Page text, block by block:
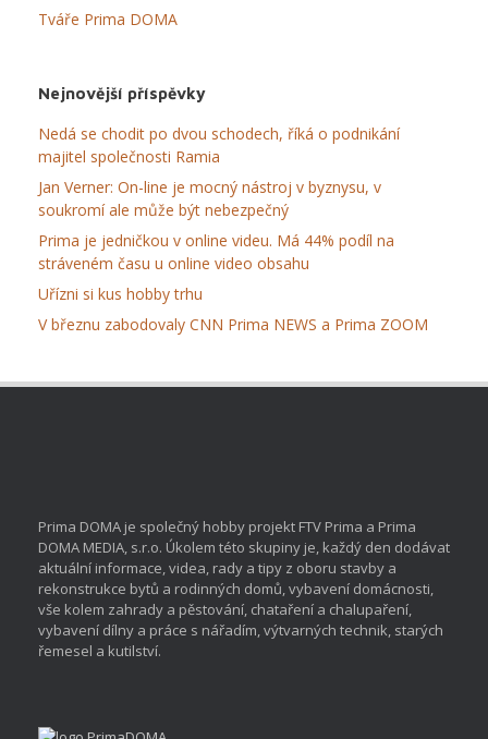
Tváře Prima DOMA
Nejnovější příspěvky
Nedá se chodit po dvou schodech, říká o podnikání
majitel společnosti Ramia
Jan Verner: On-line je mocný nástroj v byznysu, v
soukromí ale může být nebezpečný
Prima je jedničkou v online videu. Má 44% podíl na
stráveném času u online video obsahu
Uřízni si kus hobby trhu
V březnu zabodovaly CNN Prima NEWS a Prima ZOOM
Prima DOMA je společný hobby projekt FTV Prima a Prima
DOMA MEDIA, s.r.o. Úkolem této skupiny je, každý den dodávat
aktuální informace, videa, rady a tipy z oboru stavby a
rekonstrukce bytů a rodinných domů, vybavení domácnosti,
vše kolem zahrady a pěstování, chataření a chalupaření,
vybavení dílny a práce s nářadím, výtvarných technik, starých
řemesel a kutilství.